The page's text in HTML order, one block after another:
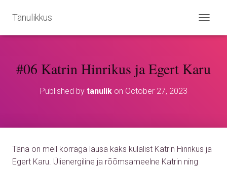
Tänulikkus
O
E
#06 Katrin Hinrikus ja Egert Karu
Published by tanulikon October 27, 2023
Täna on meil korraga lausa kaks külalist Katrin Hinrikus ja
Egert Karu. Ülienergiline ja rõõmsameelne Katrin ning